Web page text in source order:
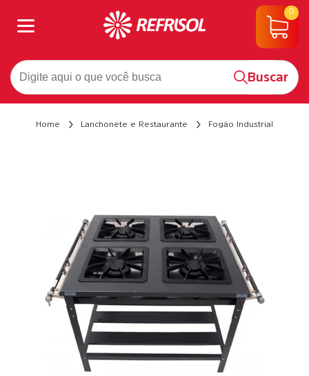
Buscar
0
Home Lanchonete e Restaurante Fogão Industrial